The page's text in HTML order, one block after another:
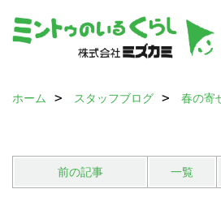
ホーム スタッフブログ 春の寄
前の記事 一覧